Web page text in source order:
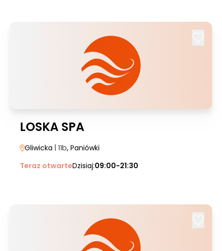
LOSKA SPA
Gliwicka | 11b, Paniówki
Teraz otwarteDzisiaj:09:00-21:30